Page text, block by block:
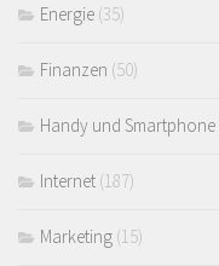
Energie (35)
Finanzen (50)
Handy und Smartphone
Internet (187)
Marketing (15)